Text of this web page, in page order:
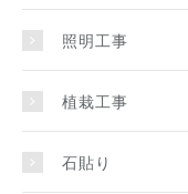
照明工事
植栽工事
石貼り